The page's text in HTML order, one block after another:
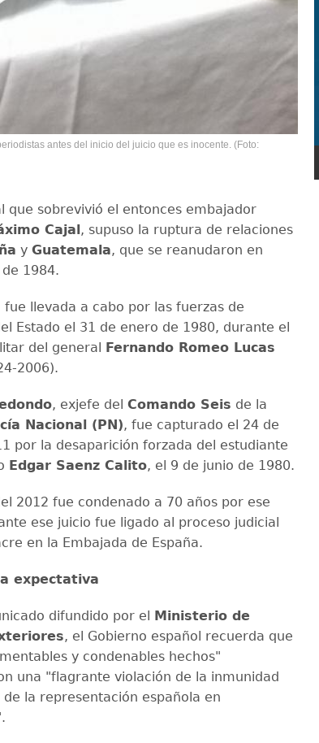
antes del inicio del juicio que es inocente. (Foto:
que sobrevivió el entonces embajador
Cajal, supuso la ruptura de relaciones
y Guatemala, que se reanudaron en
1984.
fue llevada a cabo por las fuerzas de
Estado el 31 de enero de 1980, durante el
del general Fernando Romeo Lucas
2006).
, exjefe del Comando Seis de la
Nacional (PN), fue capturado el 24 de
por la desaparición forzada del estudiante
Edgar Saenz Calito, el 9 de junio de 1980.
2012 fue condenado a 70 años por ese
ese juicio fue ligado al proceso judicial
en la Embajada de España.
expectativa
difundido por el Ministerio de
, el Gobierno español recuerda que
y condenables hechos"
una "flagrante violación de la inmunidad
la representación española en